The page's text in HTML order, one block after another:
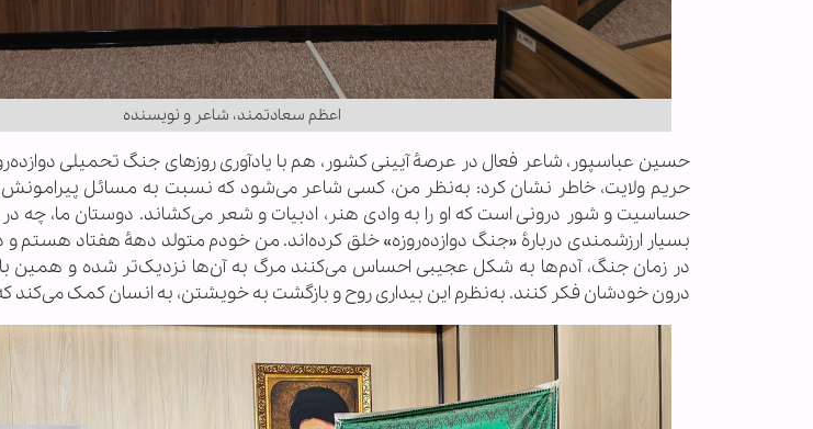
اعظم سعادتمند، شاعر و نویسنده
حسین عباسپور، شاعر فعال در عرصۀ آیینی کشور، هم با یادآوری روزهای جنگ تحمیلی
حریم ولایت، خاطر نشان کرد: به‌نظر من، کسی شاعر می‌شود که نسبت به مسائل پیرامونش
حساسیت و شور درونی است که او را به وادی هنر، ادبیات و شعر می‌کشاند. دوستان ما، چه در
بسیار ارزشمندی دربارۀ «جنگ دوازده‌روزه» خلق کرده‌اند. من خودم متولد دهۀ هفتاد هستم و
در زمان جنگ، آدم‌ها به شکل عجیبی احساس می‌کنند مرگ به آن‌ها نزدیک‌تر شده و همین
درون خودشان فکر کنند. به‌نظرم این بیداری روح و بازگشت به خویشتن، به انسان کمک می‌کند